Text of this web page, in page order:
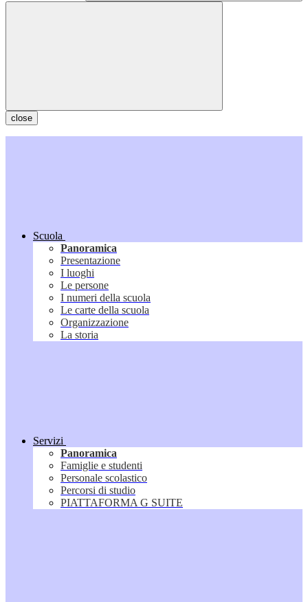
close
Scuola
Panoramica
Presentazione
I luoghi
Le persone
I numeri della scuola
Le carte della scuola
Organizzazione
La storia
Servizi
Panoramica
Famiglie e studenti
Personale scolastico
Percorsi di studio
PIATTAFORMA G SUITE